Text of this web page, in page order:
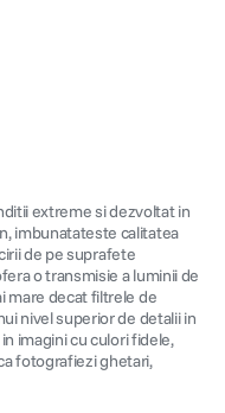
extreme si dezvoltat in
imbunatateste calitatea
de pe suprafete
o transmisie a luminii de
mare decat filtrele de
nivel superior de detalii in
imagini cu culori fidele,
fotografiezi ghetari,